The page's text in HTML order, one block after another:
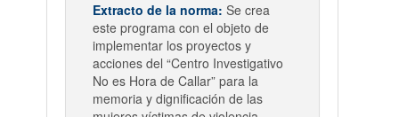
Extracto de la norma: Se crea
este programa con el objeto de
implementar los proyectos y
acciones del “Centro Investigativo
No es Hora de Callar” para la
memoria y dignificación de las